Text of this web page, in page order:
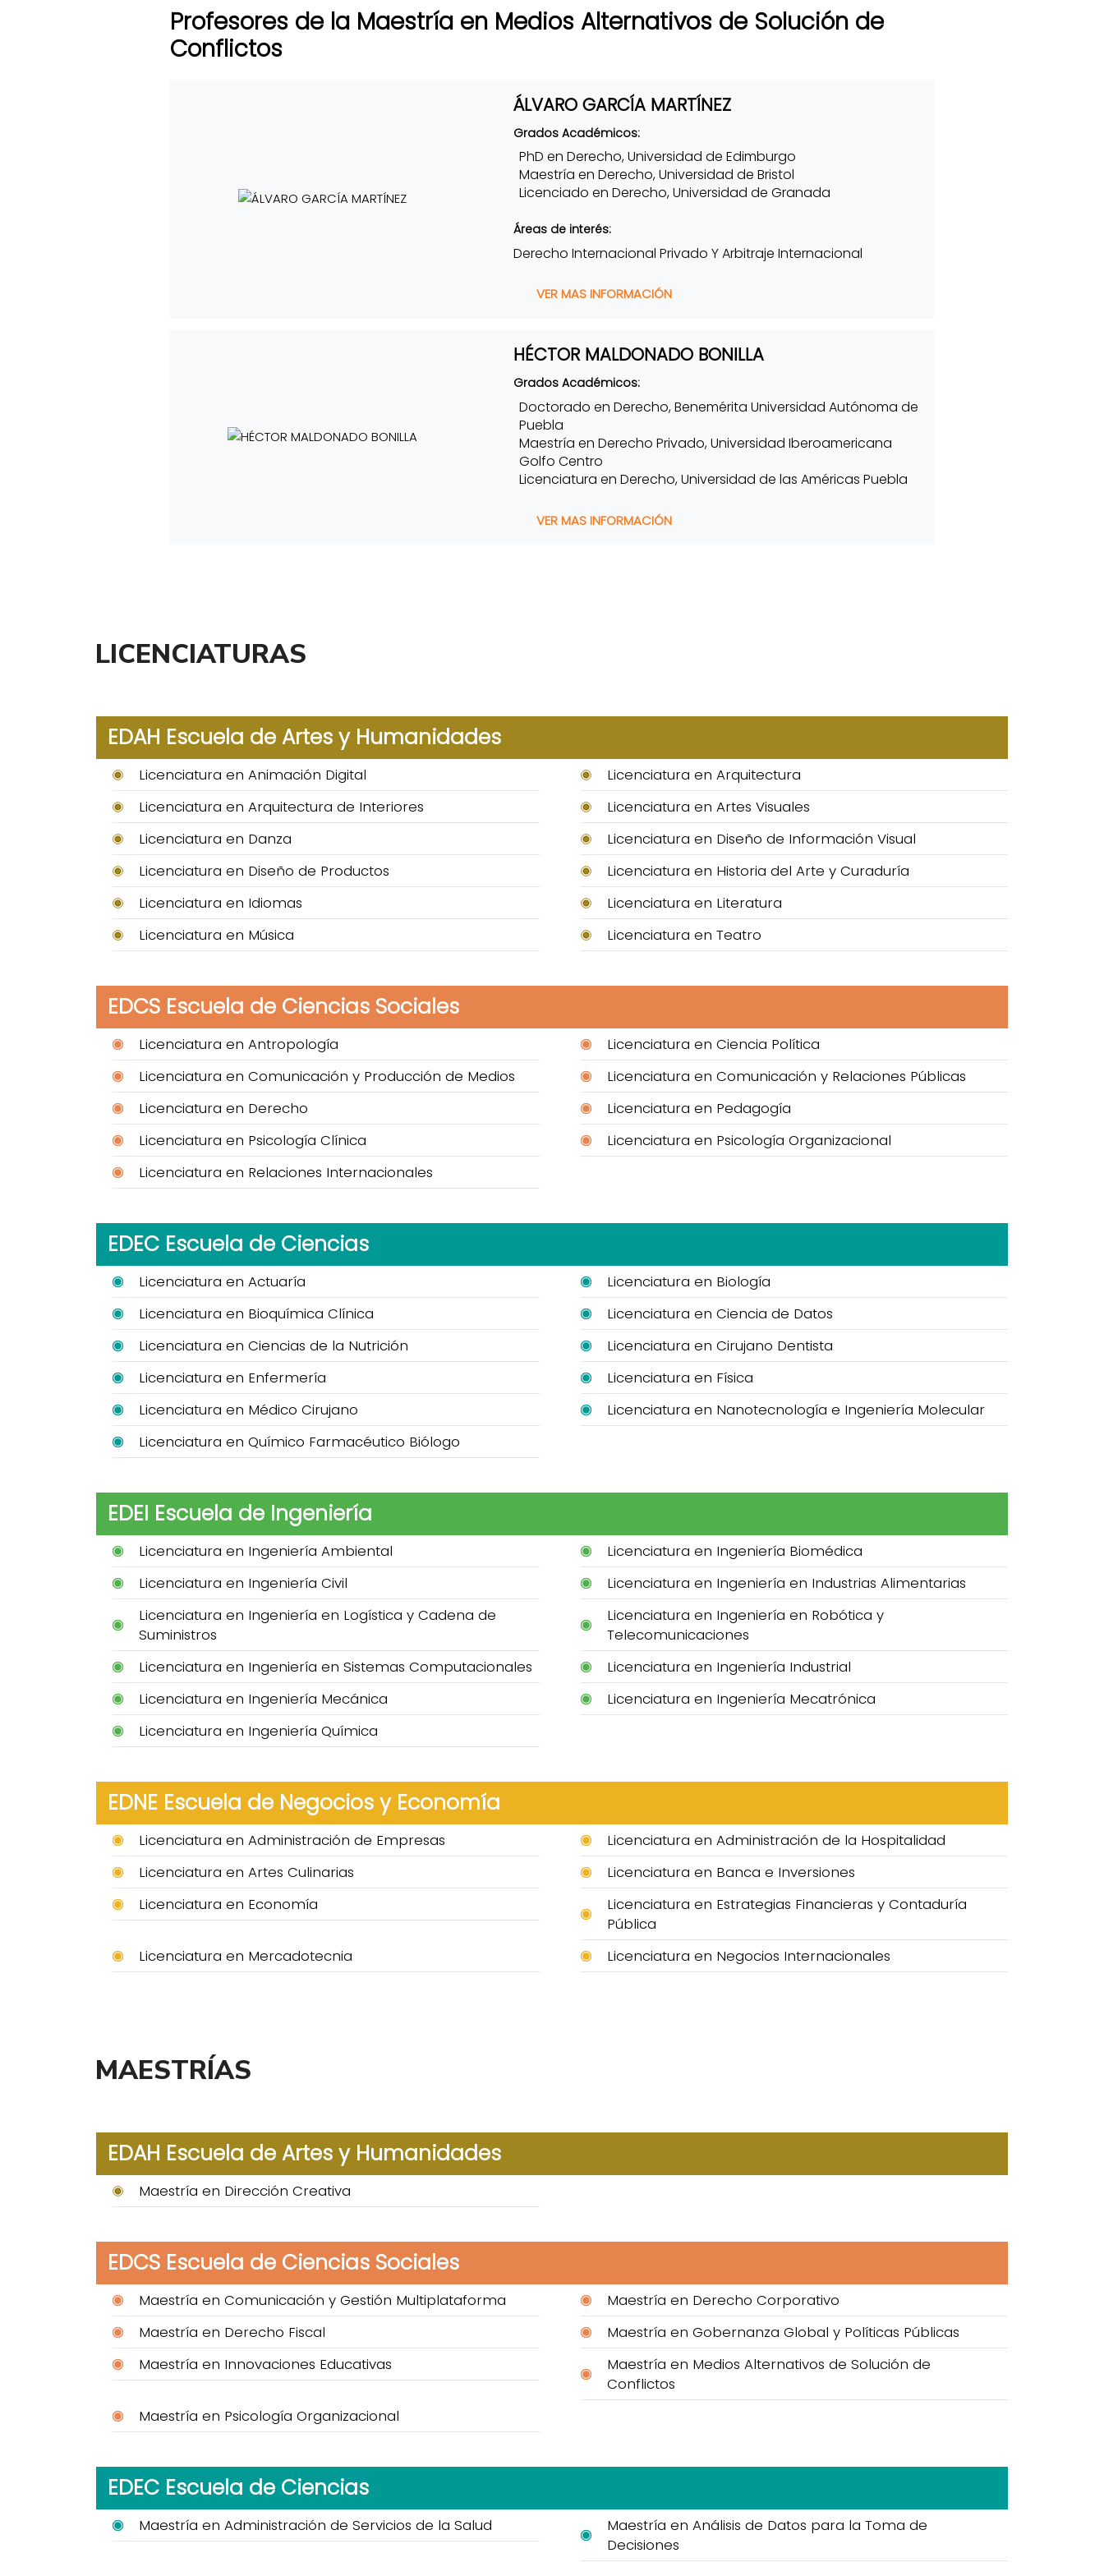
Profesores de la Maestría en Medios Alternativos de Solución de
Conflictos
ÁLVARO GARCÍA MARTÍNEZ
Grados Académicos:
PhD en Derecho, Universidad de Edimburgo
Maestría en Derecho, Universidad de Bristol
Licenciado en Derecho, Universidad de Granada
Áreas de interés:
Derecho Internacional Privado Y Arbitraje Internacional
VER MAS INFORMACIÓN
HÉCTOR MALDONADO BONILLA
Grados Académicos:
Doctorado en Derecho, Benemérita Universidad Autónoma de
Puebla
Maestría en Derecho Privado, Universidad Iberoamericana
Golfo Centro
Licenciatura en Derecho, Universidad de las Américas Puebla
VER MAS INFORMACIÓN
LICENCIATURAS
EDAH Escuela de Artes y Humanidades
Licenciatura en Animación Digital
Licenciatura en Arquitectura
Licenciatura en Arquitectura de Interiores
Licenciatura en Artes Visuales
Licenciatura en Danza
Licenciatura en Diseño de Información Visual
Licenciatura en Diseño de Productos
Licenciatura en Historia del Arte y Curaduría
Licenciatura en Idiomas
Licenciatura en Literatura
Licenciatura en Música
Licenciatura en Teatro
EDCS Escuela de Ciencias Sociales
Licenciatura en Antropología
Licenciatura en Ciencia Política
Licenciatura en Comunicación y Producción de Medios
Licenciatura en Comunicación y Relaciones Públicas
Licenciatura en Derecho
Licenciatura en Pedagogía
Licenciatura en Psicología Clínica
Licenciatura en Psicología Organizacional
Licenciatura en Relaciones Internacionales
EDEC Escuela de Ciencias
Licenciatura en Actuaría
Licenciatura en Biología
Licenciatura en Bioquímica Clínica
Licenciatura en Ciencia de Datos
Licenciatura en Ciencias de la Nutrición
Licenciatura en Cirujano Dentista
Licenciatura en Enfermería
Licenciatura en Física
Licenciatura en Médico Cirujano
Licenciatura en Nanotecnología e Ingeniería Molecular
Licenciatura en Químico Farmacéutico Biólogo
EDEI Escuela de Ingeniería
Licenciatura en Ingeniería Ambiental
Licenciatura en Ingeniería Biomédica
Licenciatura en Ingeniería Civil
Licenciatura en Ingeniería en Industrias Alimentarias
Licenciatura en Ingeniería en Logística y Cadena de
Suministros
Licenciatura en Ingeniería en Robótica y
Telecomunicaciones
Licenciatura en Ingeniería en Sistemas Computacionales
Licenciatura en Ingeniería Industrial
Licenciatura en Ingeniería Mecánica
Licenciatura en Ingeniería Mecatrónica
Licenciatura en Ingeniería Química
EDNE Escuela de Negocios y Economía
Licenciatura en Administración de Empresas
Licenciatura en Administración de la Hospitalidad
Licenciatura en Artes Culinarias
Licenciatura en Banca e Inversiones
Licenciatura en Economía
Licenciatura en Estrategias Financieras y Contaduría
Pública
Licenciatura en Mercadotecnia
Licenciatura en Negocios Internacionales
MAESTRÍAS
EDAH Escuela de Artes y Humanidades
Maestría en Dirección Creativa
EDCS Escuela de Ciencias Sociales
Maestría en Comunicación y Gestión Multiplataforma
Maestría en Derecho Corporativo
Maestría en Derecho Fiscal
Maestría en Gobernanza Global y Políticas Públicas
Maestría en Innovaciones Educativas
Maestría en Medios Alternativos de Solución de
Conflictos
Maestría en Psicología Organizacional
EDEC Escuela de Ciencias
Maestría en Administración de Servicios de la Salud
Maestría en Análisis de Datos para la Toma de
Decisiones